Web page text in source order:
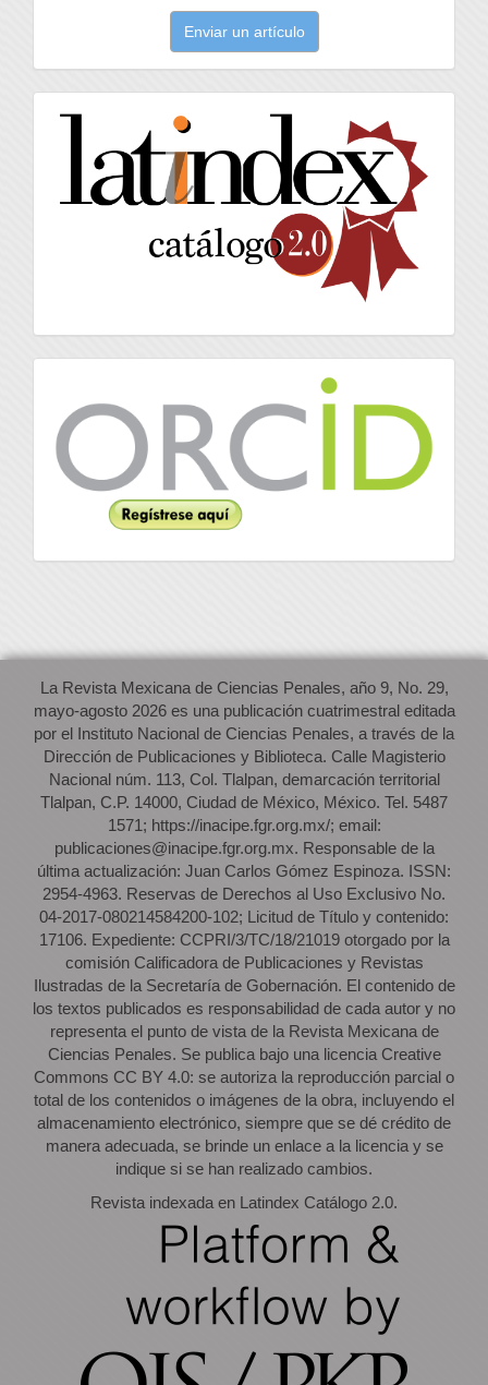
artículo
Enviar un artículo
latindex
La Revista Mexicana de Ciencias Penales, año 9, No. 29,
mayo-agosto 2026 es una publicación cuatrimestral editada
por el Instituto Nacional de Ciencias Penales, a través de la
Dirección de Publicaciones y Biblioteca. Calle Magisterio
Nacional núm. 113, Col. Tlalpan, demarcación territorial
Tlalpan, C.P. 14000, Ciudad de México, México. Tel. 5487
1571; https://inacipe.fgr.org.mx/; email:
publicaciones@inacipe.fgr.org.mx. Responsable de la
última actualización: Juan Carlos Gómez Espinoza. ISSN:
2954-4963. Reservas de Derechos al Uso Exclusivo No.
04-2017-080214584200-102; Licitud de Título y contenido:
17106. Expediente: CCPRI/3/TC/18/21019 otorgado por la
comisión Calificadora de Publicaciones y Revistas
Ilustradas de la Secretaría de Gobernación. El contenido de
los textos publicados es responsabilidad de cada autor y no
representa el punto de vista de la Revista Mexicana de
Ciencias Penales. Se publica bajo una licencia Creative
Commons CC BY 4.0: se autoriza la reproducción parcial o
total de los contenidos o imágenes de la obra, incluyendo el
almacenamiento electrónico, siempre que se dé crédito de
manera adecuada, se brinde un enlace a la licencia y se
indique si se han realizado cambios.
Revista indexada en Latindex Catálogo 2.0.